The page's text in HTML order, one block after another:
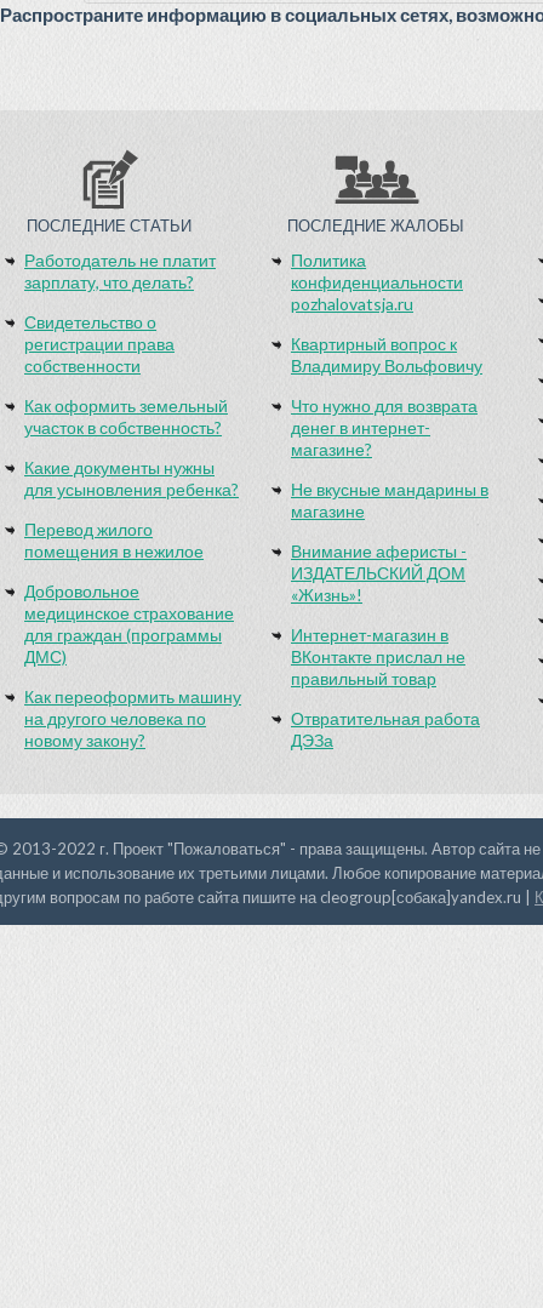
Распространите информацию в социальных сетях,
ПОСЛЕДНИЕ СТАТЬИ
Работодатель не платит
зарплату, что делать?
Свидетельство о
регистрации права
собственности
Как оформить земельный
участок в собственность?
Какие документы нужны
для усыновления ребенка?
Перевод жилого
помещения в нежилое
Добровольное
медицинское страхование
для граждан (программы
ДМС)
Как переоформить машину
на другого человека по
новому закону?
ПОСЛЕДНИЕ ЖАЛОБЫ
Политика
конфиденциальности
pozhalovatsja.ru
Квартирный вопрос к
Владимиру Вольфовичу
Что нужно для возврата
денег в интернет-
магазине?
Не вкусные мандарины в
магазине
Внимание аферисты -
ИЗДАТЕЛЬСКИЙ ДОМ
«Жизнь»!
Интернет-магазин в
ВКонтакте прислал не
правильный товар
Отвратительная работа
ДЭЗа
2013-2022 г. Проект "Пожаловаться" - права защищены. Автор сайта не
и использование их третьими лицами. Любое копирование
вопросам по работе сайта пишите на cleogroup[собака]yandex.ru |